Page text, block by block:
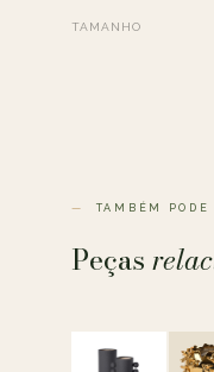
TAMANHO
TAMBÉM PODE
Peças